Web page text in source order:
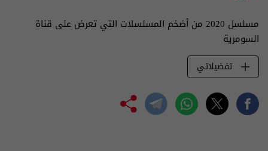
مسلسل 2020 من أضخم المسلسلات التي تعرض على قناة
السومرية
تفضيلاتي